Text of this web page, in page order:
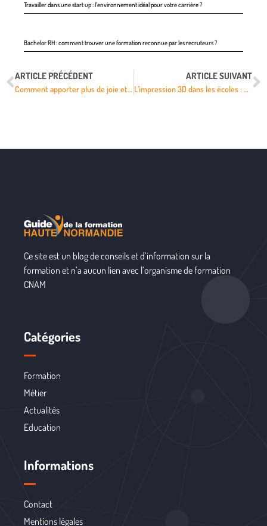
Travailler dans une start up : l’environnement idéal pour votre carrière ?
Bachelor RH : comment trouver une formation reconnue par les recruteurs ?
ARTICLE PRÉCÉDENT
Comment apporter plus de joie et enseigner la responsabilité dans les cours en ligne ?
ARTICLE SUIVANT
L’impression 3D dans les écoles : Le jeu en vaut-il la chandelle ?
Ce site est un blog de conseils et d’information sur la
formation et n’a aucun lien avec l’organisme de formation
CNAM
Catégories
Formation
Métier
Actualités
Education
Informations
Contact
Mentions légales